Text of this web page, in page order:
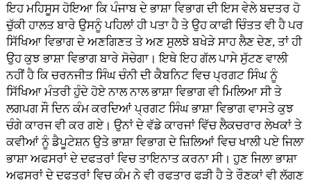
ਇਹ ਮਹਿਸੂਸ ਹੋਇਆ ਕਿ ਪੰਜਾਬ ਦੇ ਭਾਸ਼ਾ ਵਿਭਾਗ ਦੀ ਇਸ ਵੇਲੇ ਬਦਤਰ ਹੋ
ਚੁੱਕੀ ਹਾਲਤ ਬਾਰੇ ਉਸਨੂੰ ਪਹਿਲਾਂ ਹੀ ਪਤਾ ਹੈ ਤੇ ਉਹ ਕਾਫੀ ਚਿੰਤਤ ਵੀ ਹੈ ਪਰ
ਸਿੱਖਿਆ ਵਿਭਾਗ ਦੇ ਅਣਗਿਣਤ ਤੇ ਅਣ ਸੁਲਝੇ ਬਖੇੜੇ ਸਾਹ ਲੈਣ ਦੇਣ, ਤਾਂ ਹੀ
ਉਹ ਕੁਝ ਭਾਸ਼ਾ ਵਿਭਾਗ ਬਾਰੇ ਸੋਚੇਗਾ। ਇਥੇ ਇਹ ਗੱਲ ਪਾਸੇ ਸੁੱਟਣ ਵਾਲੀ
ਨਹੀਂ ਹੈ ਕਿ ਚਰਨਜੀਤ ਸਿੰਘ ਚੰਨੀ ਦੀ ਕੈਬਨਿਟ ਵਿਚ ਪ੍ਰਗਟ ਸਿੰਘ ਨੂੰ
ਸਿੱਖਿਆ ਮੰਤਰੀ ਹੁੰਦੇ ਹੋਏ ਨਾਲ ਨਾਲ ਭਾਸ਼ਾ ਵਿਭਾਗ ਵੀ ਮਿਲਿਆ ਸੀ ਤੇ
ਲਗਪਗ ਸੌ ਦਿਨ ਕੰਮ ਕਰਦਿਆਂ ਪ੍ਰਗਟ ਸਿੰਘ ਭਾਸ਼ਾ ਵਿਭਾਗ ਵਾਸਤੇ ਕੁਝ
ਚੰਗੇ ਕਾਰਜ ਵੀ ਕਰ ਗਏ। ਉਨਾਂ ਦੇ ਵੱਡੇ ਕਾਰਜਾਂ ਵਿੱਚ ਲੈਕਚਰਾਰ ਲੇਖਕਾਂ ਤੇ
ਕਵੀਆਂ ਨੂੰ ਡੈਪੂਟੇਸ਼ਨ ਉਤੇ ਭਾਸ਼ਾ ਵਿਭਾਗ ਦੇ ਜ਼ਿਲਿਆਂ ਵਿਚ ਖਾਲੀ ਪਏ ਜਿਲਾ
ਭਾਸ਼ਾ ਅਫਸਰਾਂ ਦੇ ਦਫਤਰਾਂ ਵਿਚ ਤਾਇਨਾਤ ਕਰਨਾ ਸੀ। ਹੁਣ ਜਿਲਾ ਭਾਸ਼ਾ
ਅਫਸਰਾਂ ਦੇ ਦਫਤਰਾਂ ਵਿਚ ਕੰਮ ਨੇ ਵੀ ਰਫਤਾਰ ਫੜੀ ਹੈ ਤੇ ਰੌਣਕਾਂ ਵੀ ਲੱਗਣ